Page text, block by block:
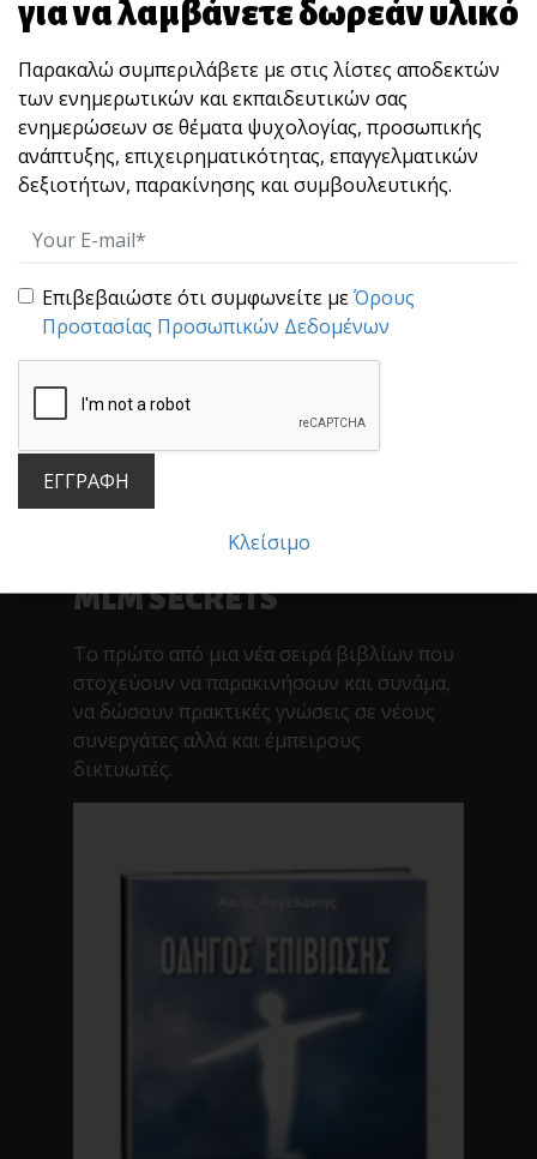
απελπισία; Δυστυχώς για όλους μας, η
κατάσταση εξακολουθεί να παραμένει
δύσκολη, χωρίς ν
MLM SECRETS
Το πρώτο από μια νέα σειρά βιβλίων που
στοχεύουν να παρακινήσουν και συνάμα,
να δώσουν πρακτικές γνώσεις σε νέους
συνεργάτες αλλά και έμπειρους
δικτυωτές.
για να λαμβάνετε δωρεάν υλικό
Παρακαλώ συμπεριλάβετε με στις λίστες αποδεκτών
των ενημερωτικών και εκπαιδευτικών σας
ενημερώσεων σε θέματα ψυχολογίας, προσωπικής
ανάπτυξης, επιχειρηματικότητας, επαγγελματικών
δεξιοτήτων, παρακίνησης και συμβουλευτικής.
Επιβεβαιώστε ότι συμφωνείτε μεΌρους
Προστασίας Προσωπικών Δεδομένων
ΕΓΓΡΑΦΗ
Κλείσιμο